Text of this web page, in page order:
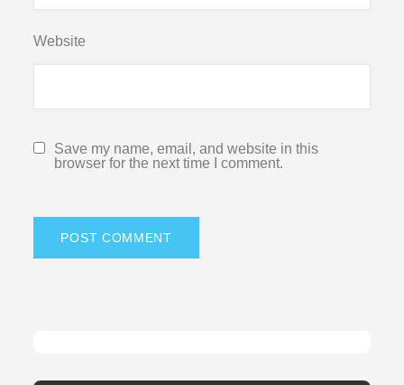
Website
Save my name, email, and website in this
browser for the next time I comment.